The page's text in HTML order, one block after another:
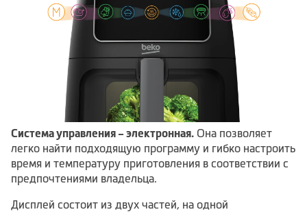
Система управления – электронная. Она позволяет
легко найти подходящую программу и гибко настроить
время и температуру приготовления в соответствии с
предпочтениями владельца.
Дисплей состоит из двух частей, на одной